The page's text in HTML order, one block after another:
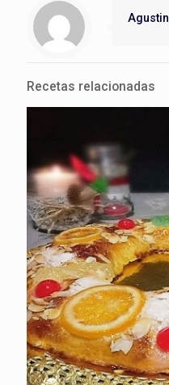
Agustin
Recetas relacionadas